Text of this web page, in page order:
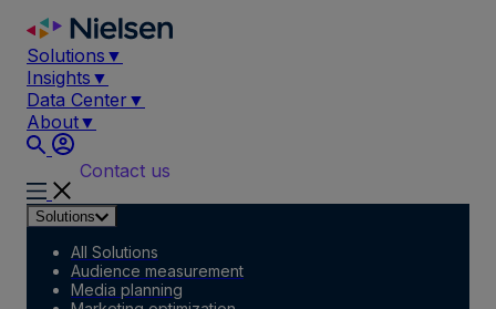
Skip
content
Solutions ▼
Insights ▼
Data Center ▼
About▼
Contact us
Solutions
All Solutions
Audience measurement
Media planning